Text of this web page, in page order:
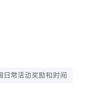
日常活动奖励和时间